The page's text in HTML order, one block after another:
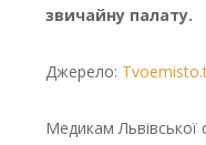
звичайну палату.
Джерело:
Медикам Львівської